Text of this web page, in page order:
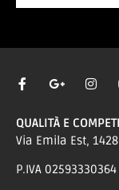
QUALITÀ E
Via Emila Est,
P.IVA 02593330364